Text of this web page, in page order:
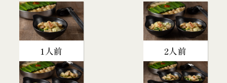
1人前 2人前